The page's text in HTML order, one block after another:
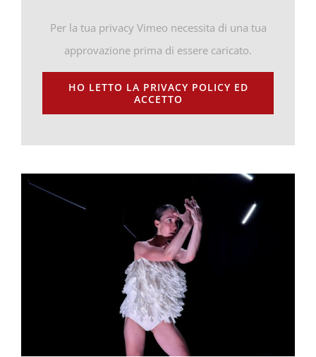
Per la tua privacy Vimeo necessita di una tua
approvazione prima di essere caricato.
HO LETTO LA PRIVACY POLICY ED
ACCETTO